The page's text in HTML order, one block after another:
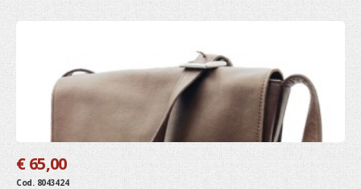
€ 65,00
Cod. 8043424